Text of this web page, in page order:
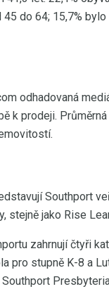
do 64; 15,7%
odhadovaná
k prodeji.
Southport
stejně jako Rise
zahrnují čtyři
pro stupně K-8 a